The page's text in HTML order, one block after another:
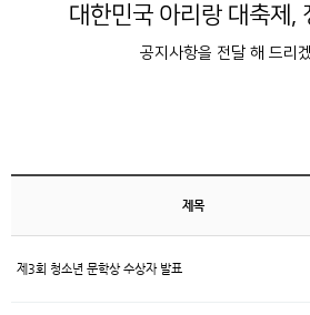
대한민국 아리랑 대축제,
공지사항을 전달 해 드리
제목
제3회 청소년 문학상 수상자 발표